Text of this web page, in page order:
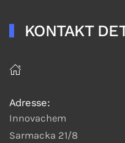
KONTAKT
Adresse:
Innovachem
Sarmacka 21/8